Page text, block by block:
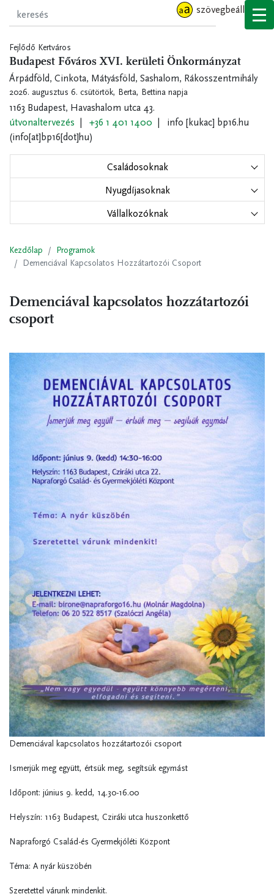
szövegbeállítások
Fejlődő Kertváros
Budapest Főváros XVI. kerületi Önkormányzat
Árpádföld, Cinkota, Mátyásföld, Sashalom, Rákosszentmihály
2026. augusztus 6. csütörtök, Berta, Bettina napja
1163 Budapest, Havashalom utca 43.
útvonaltervezés
+36 1 401 1400 info [kukac] bp16.hu
(info[at]bp16[dot]hu)
Családosoknak
Nyugdíjasoknak
Vállalkozóknak
Kezdőlap
Programok
Demenciával Kapcsolatos Hozzátartozói Csoport
Demenciával kapcsolatos hozzátartozói
csoport
Demenciával kapcsolatos hozzátartozói csoport
Ismerjük meg együtt, értsük meg, segítsük egymást
Időpont: június 9. kedd, 14.30-16.00
Helyszín: 1163 Budapest, Cziráki utca huszonkettő
Napraforgó Család-és Gyermekjóléti Központ
Téma: A nyár küszöbén
Szeretettel várunk mindenkit.